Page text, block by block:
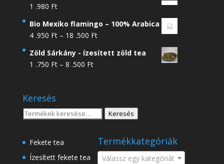
1 .980 Ft
Bio Mexiko flamingo – 100% Arabica
4 .950 Ft – 18 .500 FtÁrtartomány:
.950 Ft
Zöld Sárkány - ízesített zöld tea
1 .750 Ft – 8 .500 FtÁrtartomány:
8
.500 Ft
Keresés
Keresés
Keresés
Fekete tea
Ízesített fekete tea
Termékkategóriák
Válassz egy kategóriát